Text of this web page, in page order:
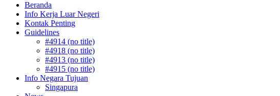
Beranda
Info Kerja Luar Negeri
Kontak Penting
Guidelines
#4914 (no title)
#4918 (no title)
#4913 (no title)
#4915 (no title)
Info Negara Tujuan
Singapura